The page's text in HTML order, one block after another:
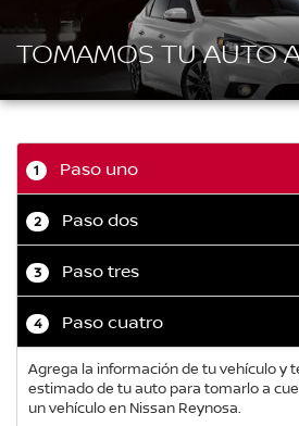
TOMAMOS TU AUTO
1 Paso uno
2 Paso dos
3 Paso tres
4 Paso cuatro
Agrega la información de tu vehículo y
estimado de tu auto para tomarlo a
un vehículo en Nissan Reynosa.